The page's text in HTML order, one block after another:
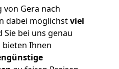
von Gera nach
dabei möglichstviel
Sie bei uns genau
Ihnen